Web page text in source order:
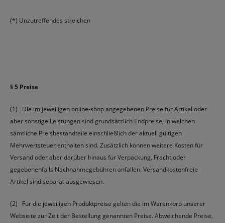
(*) Unzutreffendes streichen
§ 5 Preise
(1) Die im jeweiligen online-shop angegebenen Preise für Artikel oder
aber sonstige Leistungen sind grundsätzlich Endpreise, in welchen
sämtliche Preisbestandteile einschließlich der aktuell gültigen
Mehrwertsteuer enthalten sind. Zusätzlich können weitere Kosten für
Versand oder aber darüber hinaus für Verpackung, Fracht oder
gegebenenfalls Nachnahmegebühren anfallen. Versandkostenfreie
Artikel sind separat ausgewiesen.
(2) Für die jeweiligen Produktpreise gelten die im Warenkorb unserer
Webseite zur Zeit der Bestellung genannten Preise. Abweichende Preise,